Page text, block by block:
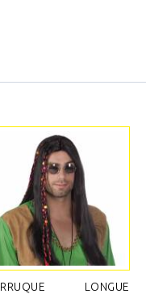
LONGUE